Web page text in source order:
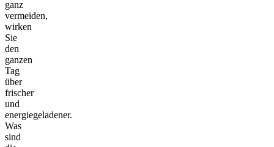
ganz
vermeiden,
wirken
Sie
den
ganzen
Tag
über
frischer
und
energiegeladener.
Was
sind